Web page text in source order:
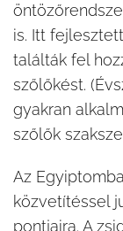
is. Itt
találták fel
szőlőkést.
gyakran
szőlők
Az
közvetítéssel
pontjaira. A